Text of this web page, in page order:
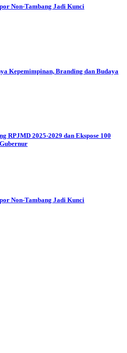
Non-Tambang Jadi Kunci
Kepemimpinan, Branding dan Budaya
RPJMD 2025-2029 dan Ekspose 100
Non-Tambang Jadi Kunci